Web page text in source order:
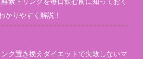
素ドリンクを毎日飲む前に知っておく
かりやすく解説！
ンク置き換えダイエットで失敗しないマ